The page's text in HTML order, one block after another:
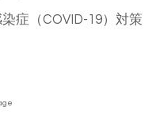
症（COVID-19）対策